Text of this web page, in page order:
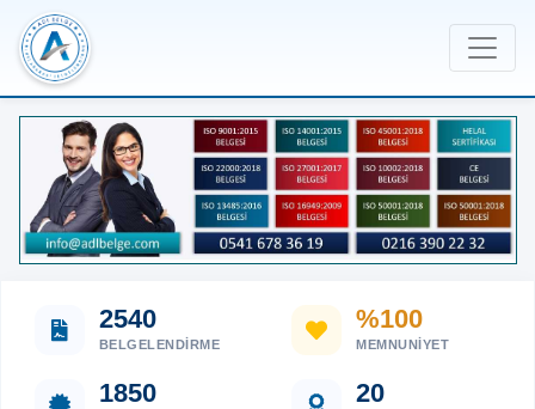
2540
BELGELENDIRME
%100
MEMNUNIYET
1850 20